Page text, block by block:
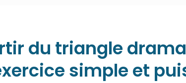
du triangle
simple et